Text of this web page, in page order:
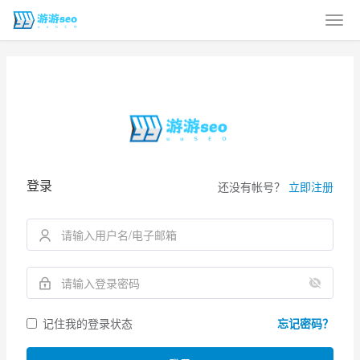
登录 还没有帐号？ 立即注册
记住我的登录状态 忘记密码？